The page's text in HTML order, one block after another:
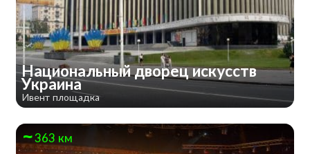
Национальный дворец искусств
Украина
Ивент площадка
363 км